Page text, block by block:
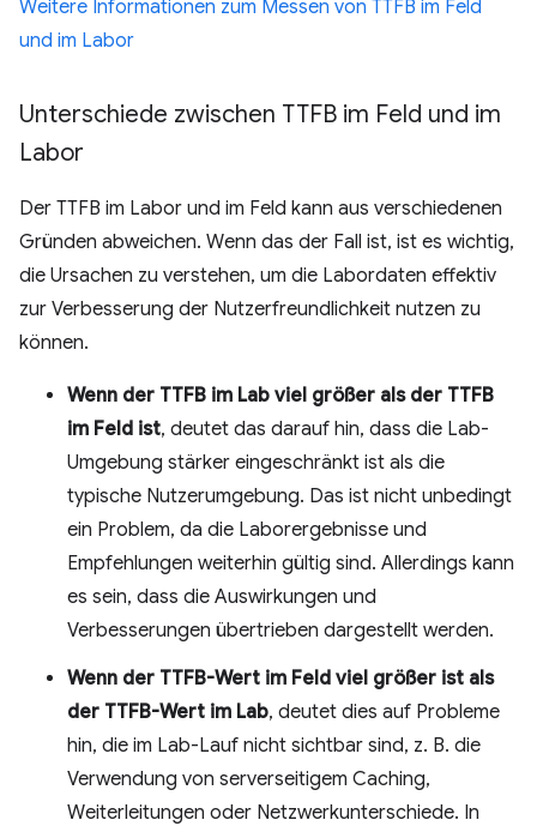
Weitere Informationen zum Messen von TTFB im Feld
und im Labor
Unterschiede zwischen TTFB im Feld und im
Labor
Der TTFB im Labor und im Feld kann aus verschiedenen
Gründen abweichen. Wenn das der Fall ist, ist es wichtig,
die Ursachen zu verstehen, um die Labordaten effektiv
zur Verbesserung der Nutzerfreundlichkeit nutzen zu
können.
Wenn der TTFB im Lab viel größer als der TTFB
im Feld ist, deutet das darauf hin, dass die Lab-
Umgebung stärker eingeschränkt ist als die
typische Nutzerumgebung. Das ist nicht unbedingt
ein Problem, da die Laborergebnisse und
Empfehlungen weiterhin gültig sind. Allerdings kann
es sein, dass die Auswirkungen und
Verbesserungen übertrieben dargestellt werden.
Wenn der TTFB-Wert im Feld viel größer ist als
der TTFB-Wert im Lab, deutet dies auf Probleme
hin, die im Lab-Lauf nicht sichtbar sind, z. B. die
Verwendung von serverseitigem Caching,
Weiterleitungen oder Netzwerkunterschiede. In